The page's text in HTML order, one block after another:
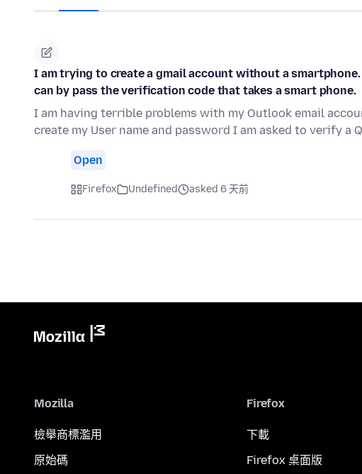
I am trying to create a gmail account without a
can by pass the verification code that takes a smart phone.
I am having terrible problems with my Outlook email
create my User name and password I am asked to verify a
Open
Firefox Undefined asked 6 天前
Mozilla
檢舉商標濫用
原始碼
Firefox
下載
Firefox 桌面版